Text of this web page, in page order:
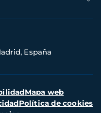
España
Mapa web
Política de cookies